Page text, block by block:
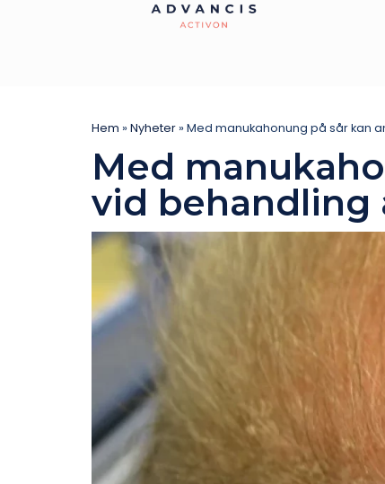
Hem » Nyheter» Med manukahonung på sår kan
Med
vid behandling